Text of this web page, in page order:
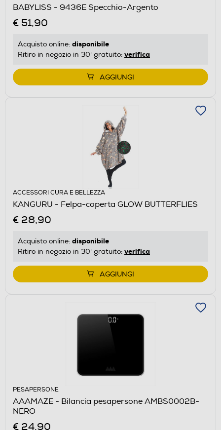
BABYLISS - 9436E Specchio-Argento
€ 51,90
Acquisto online: disponibile
Ritiro in negozio in 30' gratuito: verifica
AGGIUNGI
ACCESSORI CURA E BELLEZZA
KANGURU - Felpa-coperta GLOW BUTTERFLIES
€ 28,90
Acquisto online: disponibile
Ritiro in negozio in 30' gratuito: verifica
AGGIUNGI
PESAPERSONE
AAAMAZE - Bilancia pesapersone AMBS0002B-
NERO
€ 24,90